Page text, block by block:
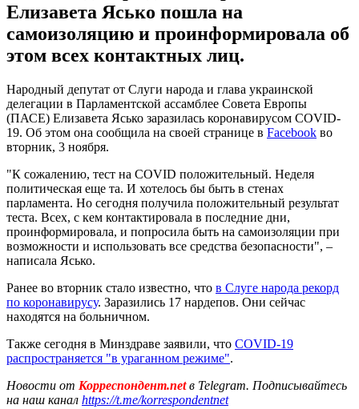
Елизавета Ясько пошла на
самоизоляцию и проинформировала об
этом всех контактных лиц.
Народный депутат от Слуги народа и глава украинской
делегации в Парламентской ассамблее Совета Европы
(ПАСЕ) Елизавета Ясько заразилась коронавирусом COVID-
19. Об этом она сообщила на своей странице в Facebook во
вторник, 3 ноября.
"К сожалению, тест на COVID положительный. Неделя
политическая еще та. И хотелось бы быть в стенах
парламента. Но сегодня получила положительный результат
теста. Всех, с кем контактировала в последние дни,
проинформировала, и попросила быть на самоизоляции при
возможности и использовать все средства безопасности", –
написала Ясько.
Ранее во вторник стало известно, что в Слуге народа рекорд
по коронавирусу. Заразились 17 нардепов. Они сейчас
находятся на больничном.
Также сегодня в Минздраве заявили, что COVID-19
распространяется "в ураганном режиме".
Новости от Корреспондент.netв Telegram. Подписывайтесь
на наш канал https://t.me/korrespondentnet